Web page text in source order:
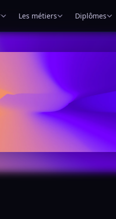
Les métiers Diplômes